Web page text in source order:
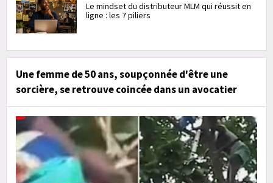
Le mindset du distributeur MLM qui réussit en
ligne : les 7 piliers
Une femme de 50 ans, soupçonnée d'être une
sorcière, se retrouve coincée dans un avocatier